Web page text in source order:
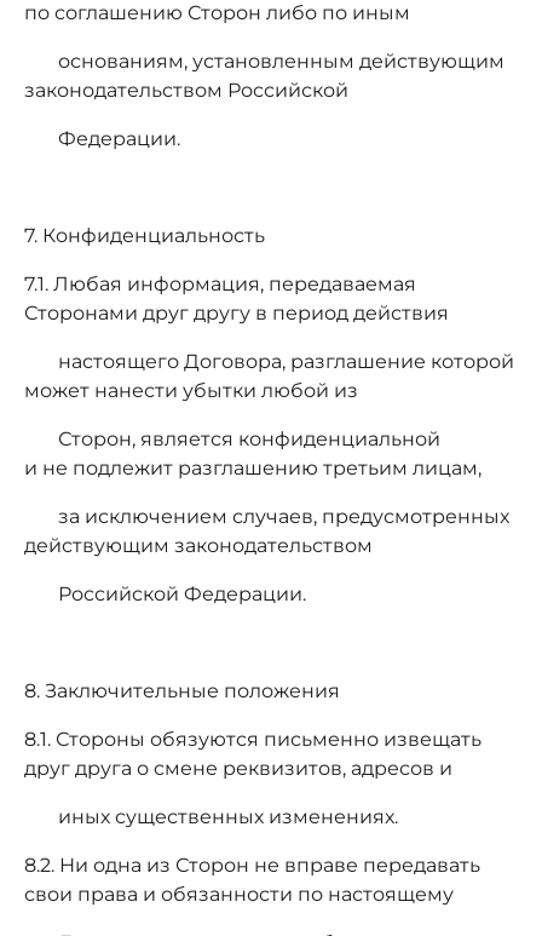
по соглашению Сторон либо по иным
основаниям, установленным действующим
законодательством Российской
Федерации.
7. Конфиденциальность
7.1. Любая информация, передаваемая
Сторонами друг другу в период действия
настоящего Договора, разглашение которой
может нанести убытки любой из
Сторон, является конфиденциальной
и не подлежит разглашению третьим лицам,
за исключением случаев, предусмотренных
действующим законодательством
Российской Федерации.
8. Заключительные положения
8.1. Стороны обязуются письменно извещать
друг друга о смене реквизитов, адресов и
иных существенных изменениях.
8.2. Ни одна из Сторон не вправе передавать
свои права и обязанности по настоящему